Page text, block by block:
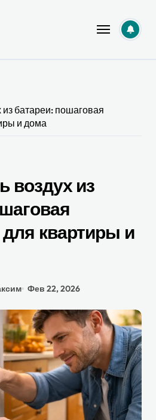
из батареи: пошаговая
и дома
воздух из
для квартиры и
Фев 22, 2026